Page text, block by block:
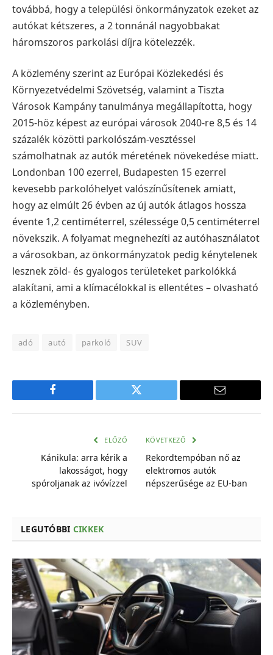
továbbá, hogy a települési önkormányzatok ezeket az
autókat kétszeres, a 2 tonnánál nagyobbakat
háromszoros parkolási díjra kötelezzék.
A közlemény szerint az Európai Közlekedési és
Környezetvédelmi Szövetség, valamint a Tiszta
Városok Kampány tanulmánya megállapította, hogy
2015-höz képest az európai városok 2040-re 8,5 és 14
százalék közötti parkolószám-vesztéssel
számolhatnak az autók méretének növekedése miatt.
Londonban 100 ezerrel, Budapesten 15 ezerrel
kevesebb parkolóhelyet valószínűsítenek amiatt,
hogy az elmúlt 26 évben az új autók átlagos hossza
évente 1,2 centiméterrel, szélessége 0,5 centiméterrel
növekszik. A folyamat megnehezíti az autóhasználatot
a városokban, az önkormányzatok pedig kénytelenek
lesznek zöld- és gyalogos területeket parkolókká
alakítani, ami a klímacélokkal is ellentétes – olvasható
a közleményben.
adó autó parkoló SUV
Facebook Twitter
E-
ELŐZŐ
Kánikula: arra kérik a
lakosságot, hogy
spóroljanak az ivóvízzel
KÖVETKEZŐ
Rekordtempóban nő az
elektromos autók
népszerűsége az EU-ban
LEGUTÓBBI CIKKEK